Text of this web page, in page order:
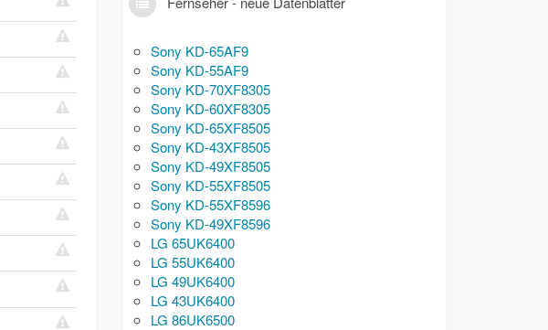
Sony KD-65AF9
Sony KD-55AF9
Sony KD-70XF8305
Sony KD-60XF8305
Sony KD-65XF8505
Sony KD-43XF8505
Sony KD-49XF8505
Sony KD-55XF8505
Sony KD-55XF8596
Sony KD-49XF8596
LG 65UK6400
LG 55UK6400
LG 49UK6400
LG 43UK6400
LG 86UK6500